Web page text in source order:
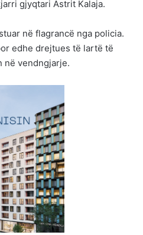
gjyqtari Astrit Kalaja.
në flagrancë nga policia.
edhe drejtues të lartë të
në vendngjarje.